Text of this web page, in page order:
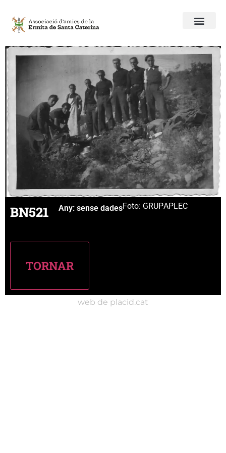
BN521 Any: sense dadesFoto: GRUPAPLEC
web de placid.cat